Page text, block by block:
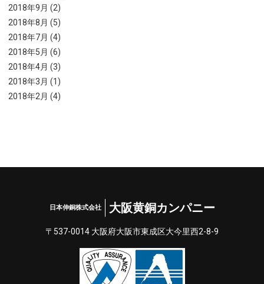
2018年9月 (2)
2018年8月 (5)
2018年7月 (4)
2018年5月 (6)
2018年4月 (3)
2018年3月 (1)
2018年2月 (4)
日本伸銅株式会社 大阪黄銅カンパニー
〒537-0014 大阪府⼤阪市東成区⼤今⾥⻄2-8-9